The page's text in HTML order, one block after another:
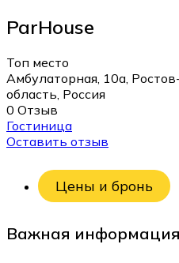
ParHouse
Топ место
Амбулаторная, 10а,
область, Россия
0 Отзыв
Гостиница
Оставить отзыв
Цены и бронь
Важная информация